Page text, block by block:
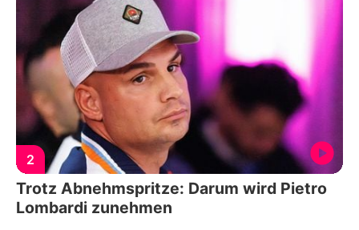
2
Trotz Abnehmspritze: Darum wird Pietro
Lombardi zunehmen